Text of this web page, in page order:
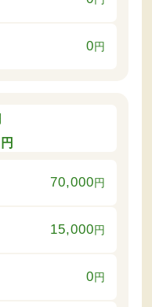
0円
円
70,000円
15,000円
0円